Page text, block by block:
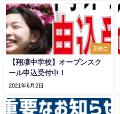
受験生
【翔凜中学校】オープンスク
ール申込受付中！
2021年6月2日